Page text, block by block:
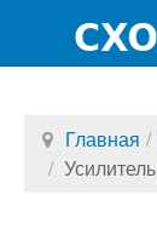
Главная